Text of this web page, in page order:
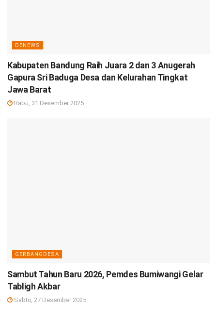
DENEWS
Kabupaten Bandung Raih Juara 2 dan 3 Anugerah
Gapura Sri Baduga Desa dan Kelurahan Tingkat
Jawa Barat
Rabu, 31 Desember 2025
GERBANGDESA
Sambut Tahun Baru 2026, Pemdes Bumiwangi Gelar
Tabligh Akbar
Sabtu, 27 Desember 2025